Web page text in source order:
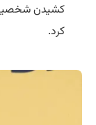
کشیدن شخصیت
کرد.